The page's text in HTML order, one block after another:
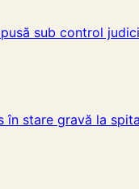
sub control
în stare gravă la